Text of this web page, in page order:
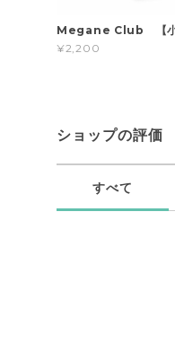
Megane Club 【小
¥2,200
ショップの評価
すべて